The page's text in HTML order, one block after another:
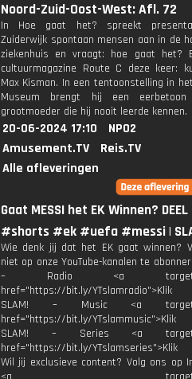
Noord-Zuid-Oost-West: Afl. 72
In Hoe gaat het? spreekt
Zuiderwijk spontaan mensen aan in de
ziekenhuis en vraagt: hoe gaat het?
cultuurmagazine Route C deze keer:
Max Kisman. In een tentoonstelling in
Museum brengt hij een
grootmoeder die hij nooit leerde kennen.
20-06-2024 17:10
NPO2
Amusement.TV
Reis.TV
Alle afleveringen
Gaat MESSI het EK Winnen?
#shorts #ek #uefa #messi |
Wie denk jij dat het EK gaat winnen?
niet op onze YouTube-kanalen te
– Radio <a
href="https://bit.ly/
SLAM! – Music <a
href="https://bit.ly/
SLAM! – Series <a
href="https://bit.ly/
Wil jij exclusieve content? Volg ons op